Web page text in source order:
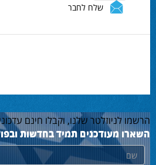
שלח לחבר
הרשמו לניוזלטר שלנו, וקבלו חינם
השארו מעודכנים תמיד בחדשות
שם